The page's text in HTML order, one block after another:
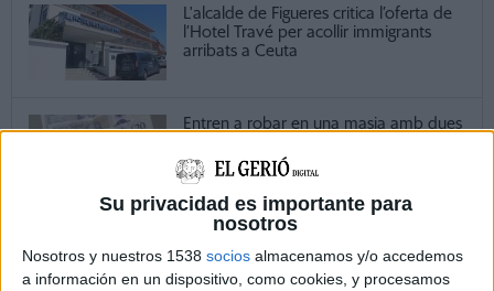
Su privacidad es importante para
nosotros
Nosotros y nuestros 1538 socios almacenamos y/o accedemos
a información en un dispositivo, como cookies, y procesamos
L'alcalde de Figueres critica l’oferta de
l’Hotel Travé per acollir immigrants
arribats a Ceuta
Entren a robar en una masia amb dues
detinguts
Ja són 90 els denunciants de l'agència
de viatges de l'Escala investigada per
estafa